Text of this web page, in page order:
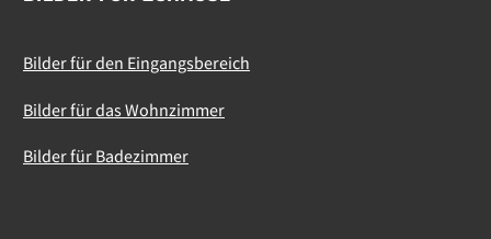
Bilder für den Eingangsbereich
Bilder für das Wohnzimmer
Bilder für Badezimmer